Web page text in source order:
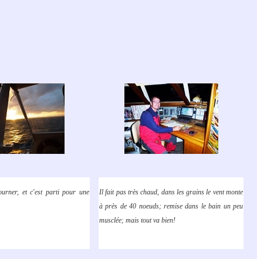
et c'est parti pour une
Il fait pas très chaud, dans les grains le vent monte
à près de 40 noeuds; remise dans le bain un peu
musclée; mais tout va bien!